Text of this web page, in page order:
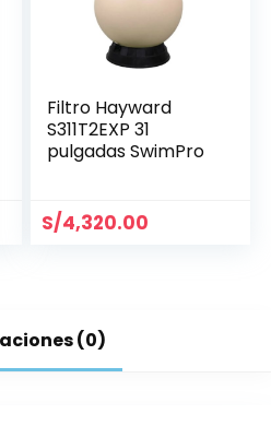
Filtro Hayward
S311T2EXP 31
pulgadas SwimPro
S/4,320.00
(0)